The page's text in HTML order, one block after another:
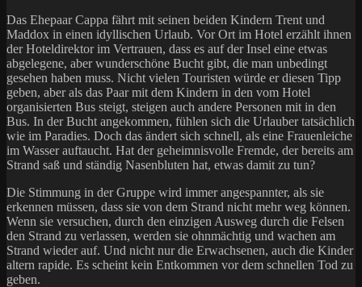
Das Ehepaar Cappa fährt mit seinen beiden Kindern Trent und
Maddox in einen idyllischen Urlaub. Vor Ort im Hotel erzählt ihnen
der Hoteldirektor im Vertrauen, dass es auf der Insel eine etwas
abgelegene, aber wunderschöne Bucht gibt, die man unbedingt
gesehen haben muss. Nicht vielen Touristen würde er diesen Tipp
geben, aber als das Paar mit dem Kindern in den vom Hotel
organisierten Bus steigt, steigen auch andere Personen mit in den
Bus. In der Bucht angekommen, fühlen sich die Urlauber tatsächlich
wie im Paradies. Doch das ändert sich schnell, als eine Frauenleiche
im Wasser auftaucht. Hat der geheimnisvolle Fremde, der bereits am
Strand saß und ständig Nasenbluten hat, etwas damit zu tun?
Die Stimmung in der Gruppe wird immer angespannter, als sie
erkennen müssen, dass sie von dem Strand nicht mehr weg können.
Wenn sie versuchen, durch den einzigen Ausweg durch die Felsen
den Strand zu verlassen, werden sie ohnmächtig und wachen am
Strand wieder auf. Und nicht nur die Erwachsenen, auch die Kinder
altern rapide. Es scheint kein Entkommen vor dem schnellen Tod zu
geben.